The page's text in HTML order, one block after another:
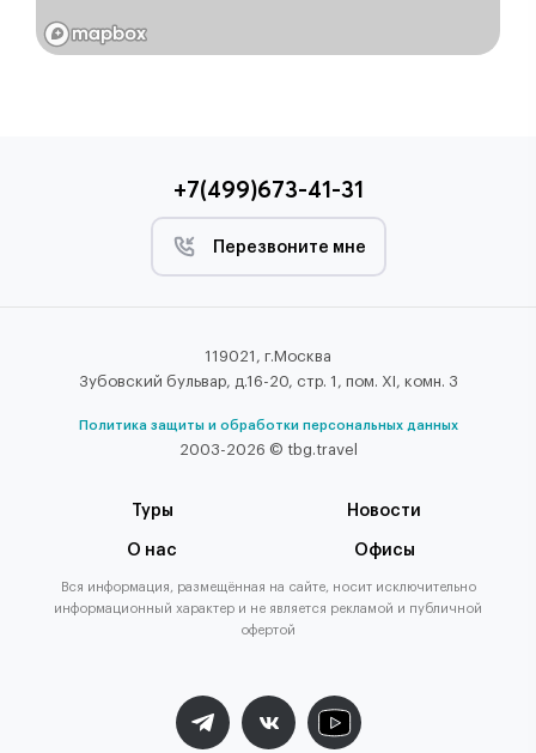
+7(499)673-41-31
Перезвоните мне
119021, г.Москва
Зубовский бульвар, д.16-20, стр. 1, пом. XI, комн. 3
Политика защиты и обработки персональных данных
2003-2026 © tbg.travel
Туры Новости
О нас Офисы
Вся информация, размещённая на сайте, носит исключительно
информационный характер и не является рекламой и публичной
офертой